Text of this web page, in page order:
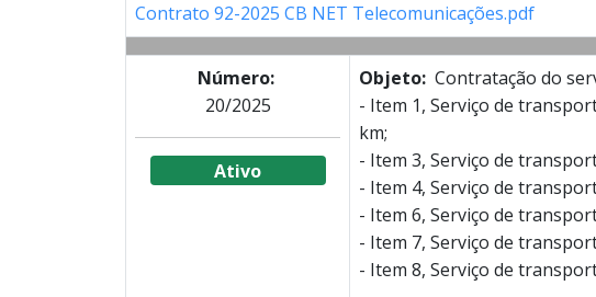
Contrato 92-2025 CB NET Telecomunicações.pdf
Número:
20/2025
Ativo
Objeto: Contratação do
- Item 1, Serviço de
km;
- Item 3, Serviço de
- Item 4, Serviço de
- Item 6, Serviço de
- Item 7, Serviço de
- Item 8, Serviço de